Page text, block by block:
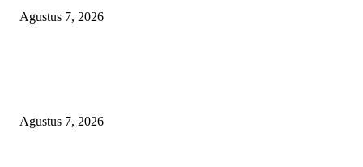
Agustus 7, 2026
Agustus 7, 2026